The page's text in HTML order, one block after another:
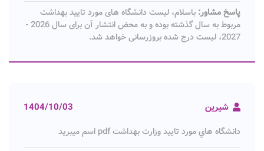
پاسخ مشاور: باسلام، لیست دانشگاه های مورد تایید بهداشت
مربوط به سال گذشته بوده و به محض انتشار آن برای سال 2026 -
2027، لیست درج شده بروزرسانی خواهد شد.
شیرین 1404/10/03
دانشگاه هاي مورد تایید وزارت بهداشت pdf اسم میبرید